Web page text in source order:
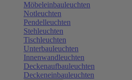
Möbeleinbauleuchten
Notleuchten
Pendelleuchten
Stehleuchten
Tischleuchten
Unterbauleuchten
Innenwandleuchten
Deckenaufbauleuchten
Deckeneinbauleuchten